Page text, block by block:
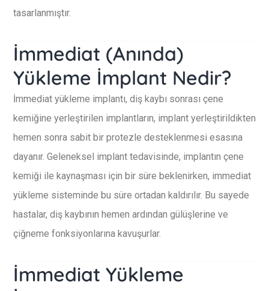
tasarlanmıştır.
İmmediat (Anında)
Yükleme İmplant Nedir?
İmmediat yükleme implantı, diş kaybı sonrası çene
kemiğine yerleştirilen implantların, implant yerleştirildikten
hemen sonra sabit bir protezle desteklenmesi esasına
dayanır. Geleneksel implant tedavisinde, implantın çene
kemiği ile kaynaşması için bir süre beklenirken, immediat
yükleme sisteminde bu süre ortadan kaldırılır. Bu sayede
hastalar, diş kaybının hemen ardından gülüşlerine ve
çiğneme fonksiyonlarına kavuşurlar.
İmmediat Yükleme